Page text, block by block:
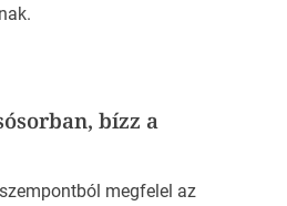
bízz a
megfelel az